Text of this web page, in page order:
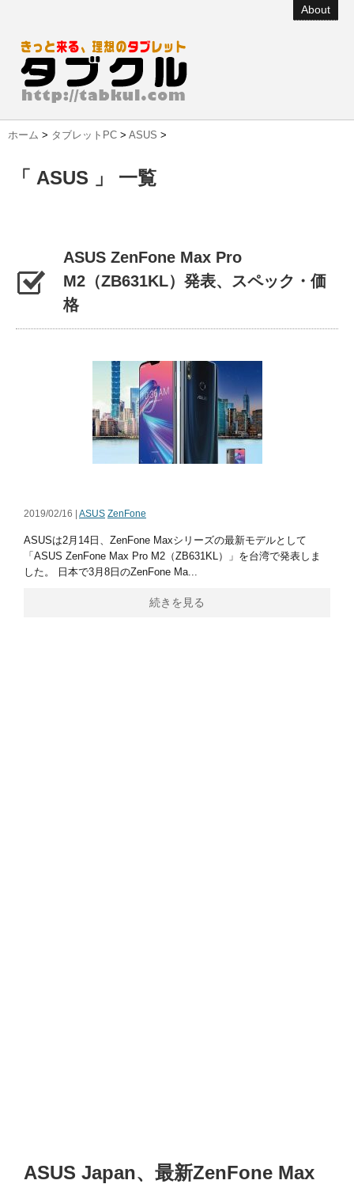
About
ホーム > タブレットPC > ASUS >
「 ASUS 」 一覧
ASUS ZenFone Max Pro
M2（ZB631KL）発表、スペック・価
格
2019/02/16 | ASUS ZenFone
ASUSは2月14日、ZenFone Maxシリーズの最新モデルとして
「ASUS ZenFone Max Pro M2（ZB631KL）」を台湾で発表しま
した。 日本で3月8日のZenFone Ma...
続きを見る
ASUS Japan、最新ZenFone Max